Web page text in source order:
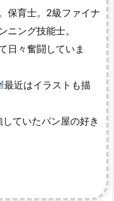
保育士。2級ファイナ
ニング技能士。
日々奮闘していま
最近はイラストも描
ていたパン屋の好き